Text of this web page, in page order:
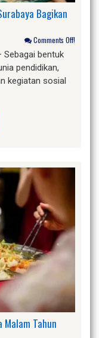
Bagikan
Comments Off!
Sebagai bentuk
pendidikan,
kegiatan sosial
Malam Tahun